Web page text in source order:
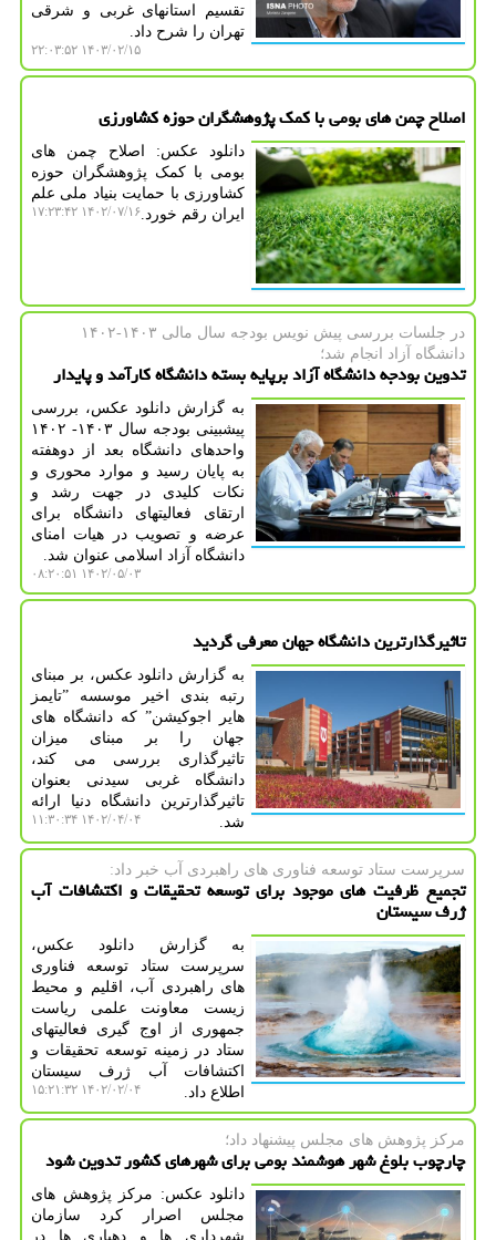
تقسیم استانهای غربی و شرقی
تهران را شرح داد.
۱۴۰۳/۰۲/۱۵ ۲۲:۰۳:۵۲
اصلاح چمن های بومی با کمک پژوهشگران حوزه کشاورزی
دانلود عکس: اصلاح چمن های
بومی با کمک پژوهشگران حوزه
کشاورزی با حمایت بنیاد ملی علم
ایران رقم خورد.۱۴۰۲/۰۷/۱۶ ۱۷:۲۳:۴۲
در جلسات بررسی پیش نویس بودجه سال مالی ۱۴۰۳-۱۴۰۲
دانشگاه آزاد انجام شد؛
تدوین بودجه دانشگاه آزاد برپایه بسته دانشگاه کارآمد و پایدار
به گزارش دانلود عکس، بررسی
پیشبینی بودجه سال ۱۴۰۳- ۱۴۰۲
واحدهای دانشگاه بعد از دوهفته
به پایان رسید و موارد محوری و
نکات کلیدی در جهت رشد و
ارتقای فعالیتهای دانشگاه برای
عرضه و تصویب در هیات امنای
دانشگاه آزاد اسلامی عنوان شد.
۱۴۰۲/۰۵/۰۳ ۰۸:۲۰:۵۱
تاثیرگذارترین دانشگاه جهان معرفی گردید
به گزارش دانلود عکس، بر مبنای
رتبه بندی اخیر موسسه ˮتایمز
هایر اجوکیشنˮ که دانشگاه های
جهان را بر مبنای میزان
تاثیرگذاری بررسی می کند،
دانشگاه غربی سیدنی بعنوان
تاثیرگذارترین دانشگاه دنیا ارائه
شد.
۱۴۰۲/۰۴/۰۴ ۱۱:۳۰:۳۴
سرپرست ستاد توسعه فناوری های راهبردی آب خبر داد:
تجمیع ظرفیت های موجود برای توسعه تحقیقات و اکتشافات آب
ژرف سیستان
به گزارش دانلود عکس،
سرپرست ستاد توسعه فناوری
های راهبردی آب، اقلیم و محیط
زیست معاونت علمی ریاست
جمهوری از اوج گیری فعالیتهای
ستاد در زمینه توسعه تحقیقات و
اکتشافات آب ژرف سیستان
اطلاع داد.
۱۴۰۲/۰۲/۰۴ ۱۵:۲۱:۳۲
مركز پژوهش های مجلس پیشنهاد داد؛
چارچوب بلوغ شهر هوشمند بومی برای شهرهای کشور تدوین شود
دانلود عکس: مرکز پژوهش های
مجلس اصرار کرد سازمان
شهرداری ها و دهیاری ها در